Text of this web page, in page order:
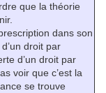
que la théorie
dans son
droit par
d’un droit par
voir que c’est la
se trouve